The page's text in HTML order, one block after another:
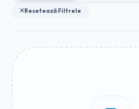
Resetează Filtrele